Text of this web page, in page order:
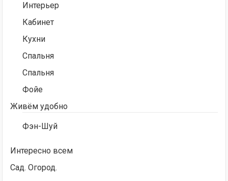
Интерьер
Кабинет
Кухни
Спальня
Спальня
Фойе
Живём удобно
Фэн-Шуй
Интересно всем
Сад. Огород.